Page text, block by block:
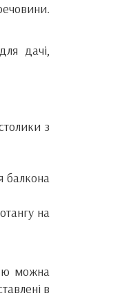
дачі,
з
балкона
на
можна
в